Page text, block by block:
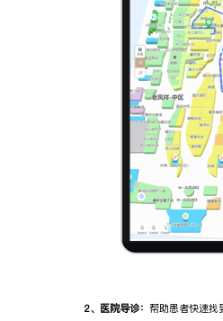
2、医院导诊： 帮助患者快速找